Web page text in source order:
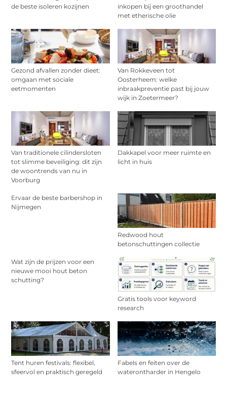
de beste isoleren kozijnen
inkopen bij een groothandel
met etherische olie
Gezond afvallen zonder dieet:
omgaan met sociale
eetmomenten
Van Rokkeveen tot
Oosterheem: welke
inbraakpreventie past bij jouw
wijk in Zoetermeer?
Van traditionele cilindersloten
tot slimme beveiliging: dit zijn
de woontrends van nu in
Voorburg
Dakkapel voor meer ruimte en
licht in huis
Ervaar de beste barbershop in
Nijmegen
Redwood hout
betonschuttingen collectie
Wat zijn de prijzen voor een
nieuwe mooi hout beton
schutting?
Gratis tools voor keyword
research
Tent huren festivals: flexibel,
sfeervol en praktisch geregeld
Fabels en feiten over de
waterontharder in Hengelo